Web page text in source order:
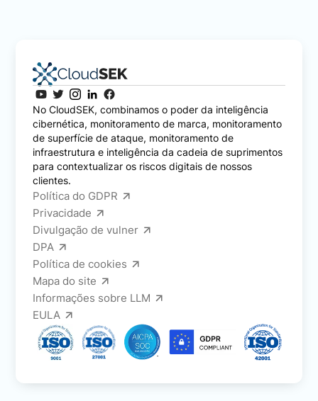
No CloudSEK, combinamos o poder da inteligência
cibernética, monitoramento de marca, monitoramento
de superfície de ataque, monitoramento de
infraestrutura e inteligência da cadeia de suprimentos
para contextualizar os riscos digitais de nossos
clientes.
Política do GDPR
Privacidade
Divulgação de vulner
DPA
Política de cookies
Mapa do site
Informações sobre LLM
EULA